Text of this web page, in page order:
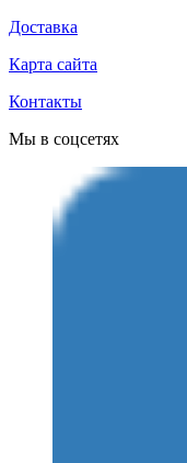
Доставка
Карта сайта
Контакты
Мы в соцсетях